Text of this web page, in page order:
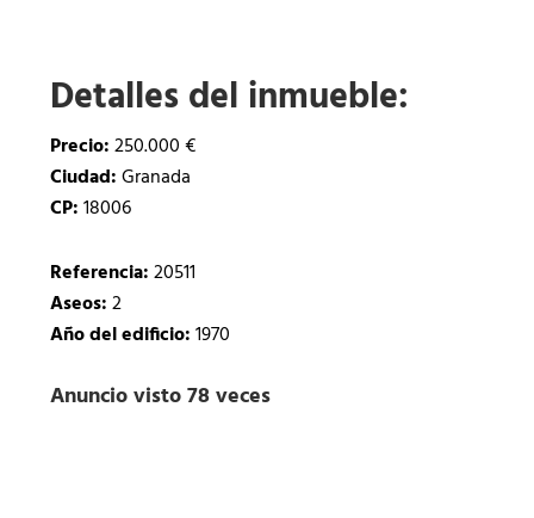
Detalles del inmueble:
Precio:250.000 €
Ciudad:Granada
CP:18006
Referencia:20511
Aseos:2
Año del edificio:1970
Anuncio visto 78 veces